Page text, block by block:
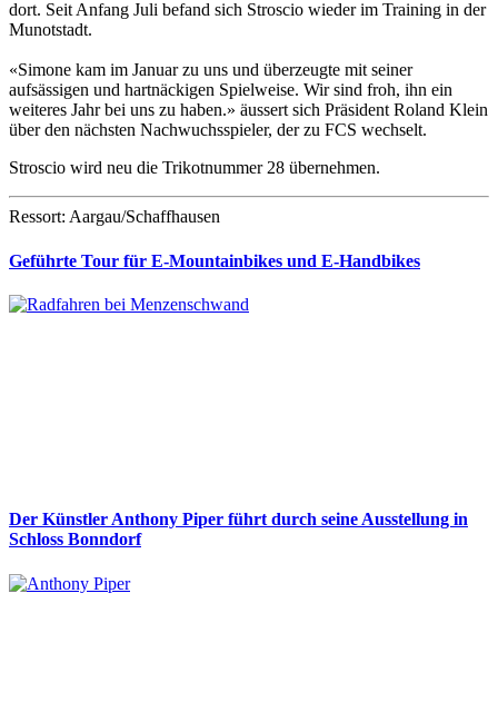
dort. Seit Anfang Juli befand sich Stroscio wieder im Training in der
Munotstadt.
«Simone kam im Januar zu uns und überzeugte mit seiner
aufsässigen und hartnäckigen Spielweise. Wir sind froh, ihn ein
weiteres Jahr bei uns zu haben.» äussert sich Präsident Roland Klein
über den nächsten Nachwuchsspieler, der zu FCS wechselt.
Stroscio wird neu die Trikotnummer 28 übernehmen.
Ressort: Aargau/Schaffhausen
Geführte Tour für E-Mountainbikes und E-Handbikes
Der Künstler Anthony Piper führt durch seine Ausstellung in
Schloss Bonndorf